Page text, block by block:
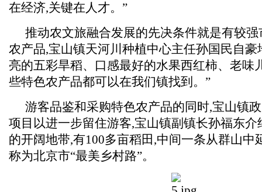
在经济,关键在人才。”
推动农文旅融合发展的先决条件就是有较
农产品,宝山镇天河川种植中心主任孙国民自豪
亮的五彩旱稻、口感最好的水果西红柿、老
些特色农产品都可以在我们镇找到。”
游客品鉴和采购特色农产品的同时,宝山镇
项目以进一步留住游客,宝山镇副镇长孙福东介
的开阔地带,有100多亩稻田,中间一条从群山中
称为北京市“最美乡村路”。